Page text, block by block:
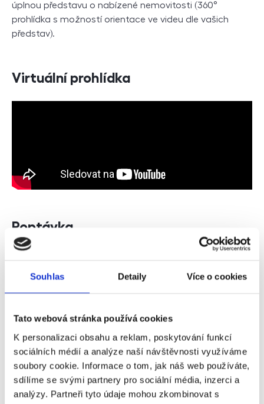
Souhlas Detaily Více o cookies
Tato webová stránka používá cookies
K personalizaci obsahu a reklam, poskytování funkcí
sociálních médií a analýze naší návštěvnosti využíváme
soubory cookie. Informace o tom, jak náš web používáte,
sdílíme se svými partnery pro sociální média, inzerci a
analýzy. Partneři tyto údaje mohou zkombinovat s
úplnou představu o nabízené nemovitosti (360°
prohlídka s možností orientace ve videu dle vašich
představ).
Virtuální prohlídka
Poptávka
E-mail